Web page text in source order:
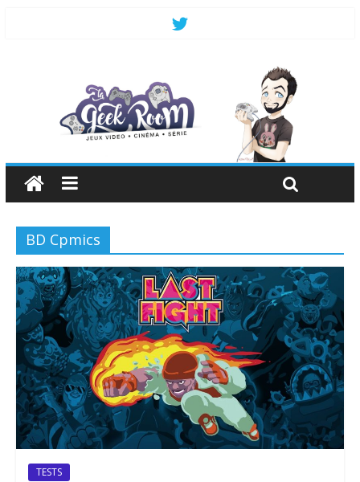
BD Cpmics
TESTS